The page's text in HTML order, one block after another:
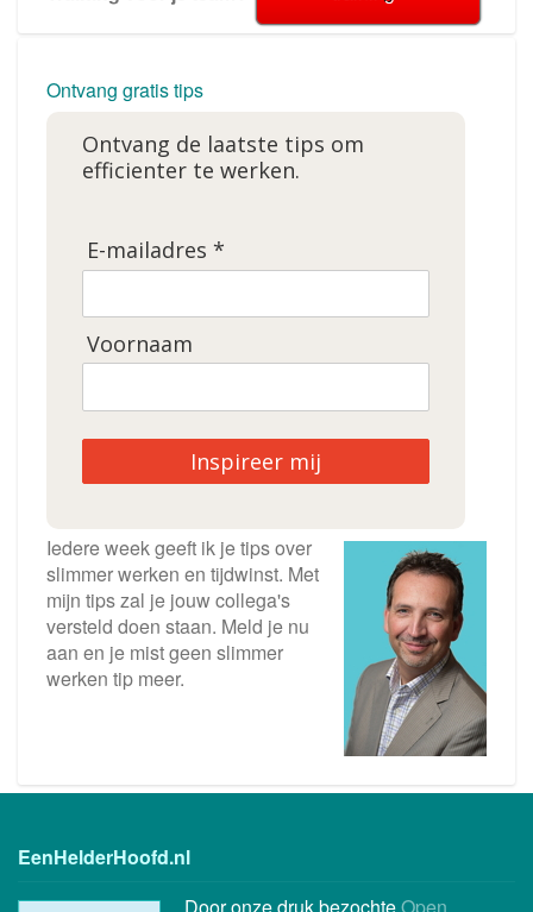
Ontvang gratis tips
Ontvang de laatste tips om
efficienter te werken.
E-mailadres *
Voornaam
Inspireer mij
Iedere week geeft ik je tips over
slimmer werken en tijdwinst. Met
mijn tips zal je jouw collega's
versteld doen staan. Meld je nu
aan en je mist geen slimmer
werken tip meer.
EenHelderHoofd.nl
Door onze druk bezochteOpen